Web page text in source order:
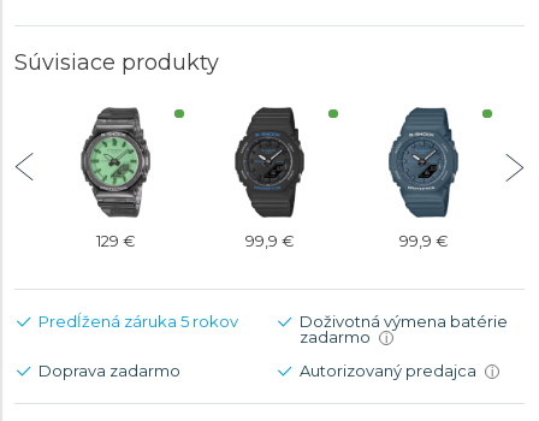
Súvisiace produkty
129 € 99,9 € 99,9 €
Predĺžená záruka 5 rokov
Doživotná výmena batérie
zadarmo
i
Doprava zadarmo Autorizovaný predajca i